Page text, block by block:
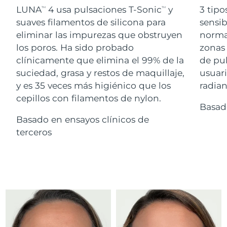
LUNATM 4 usa pulsaciones T-SonicTM
y
suaves filamentos de silicona para
eliminar las impurezas que obstruyen
los poros. Ha sido probado
clínicamente que elimina el 99% de la
suciedad, grasa y restos de maquillaje,
y es 35 veces más higiénico que los
cepillos con filamentos de nylon.
Basado en ensayos clínicos de
terceros
3
de
For healthy hair
18% PAP
Cosméticos Hombres
Comprar todo
FOREO APP
Israel Entrega prevista 8/16/26
Italia Entrega prevista 8/12/26
Japón Entrega prevista 8/15/26
Jersey Entrega prevista 8/17/26
8/14/26
Kuwait
Lituania Entrega prevista8/12/26